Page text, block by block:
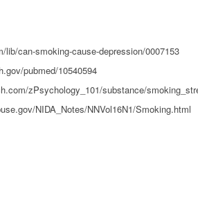
lib/can-smoking-cause-depression/0007153
pubmed/10540594
zPsychology_101/substance/
NIDA_Notes/NNVol16N1/Smoking.html